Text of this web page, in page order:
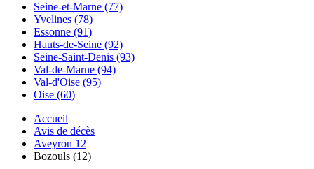
Seine-et-Marne (77)
Yvelines (78)
Essonne (91)
Hauts-de-Seine (92)
Seine-Saint-Denis (93)
Val-de-Marne (94)
Val-d'Oise (95)
Oise (60)
Accueil
Avis de décès
Aveyron 12
Bozouls (12)